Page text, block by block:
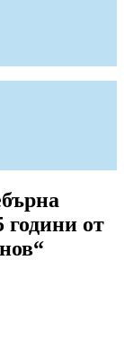
години от